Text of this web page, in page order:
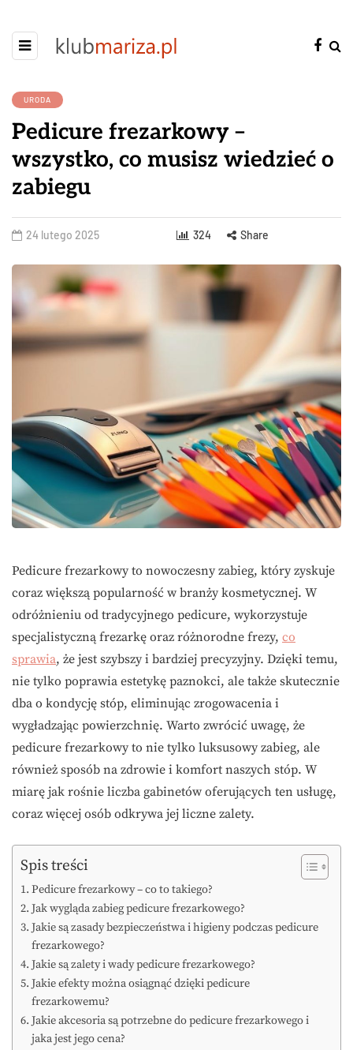
URODA
Pedicure frezarkowy –
wszystko, co musisz wiedzieć o
zabiegu
24 lutego 2025 324 Share
Pedicure frezarkowy to nowoczesny zabieg, który zyskuje
coraz większą popularność w branży kosmetycznej. W
odróżnieniu od tradycyjnego pedicure, wykorzystuje
specjalistyczną frezarkę oraz różnorodne frezy, co
sprawia, że jest szybszy i bardziej precyzyjny. Dzięki temu,
nie tylko poprawia estetykę paznokci, ale także skutecznie
dba o kondycję stóp, eliminując zrogowacenia i
wygładzając powierzchnię. Warto zwrócić uwagę, że
pedicure frezarkowy to nie tylko luksusowy zabieg, ale
również sposób na zdrowie i komfort naszych stóp. W
miarę jak rośnie liczba gabinetów oferujących ten usługę,
coraz więcej osób odkrywa jej liczne zalety.
Spis treści
Pedicure frezarkowy – co to takiego?
Jak wygląda zabieg pedicure frezarkowego?
Jakie są zasady bezpieczeństwa i higieny podczas pedicure
frezarkowego?
Jakie są zalety i wady pedicure frezarkowego?
Jakie efekty można osiągnąć dzięki pedicure
frezarkowemu?
Jakie akcesoria są potrzebne do pedicure frezarkowego i
jaka jest jego cena?